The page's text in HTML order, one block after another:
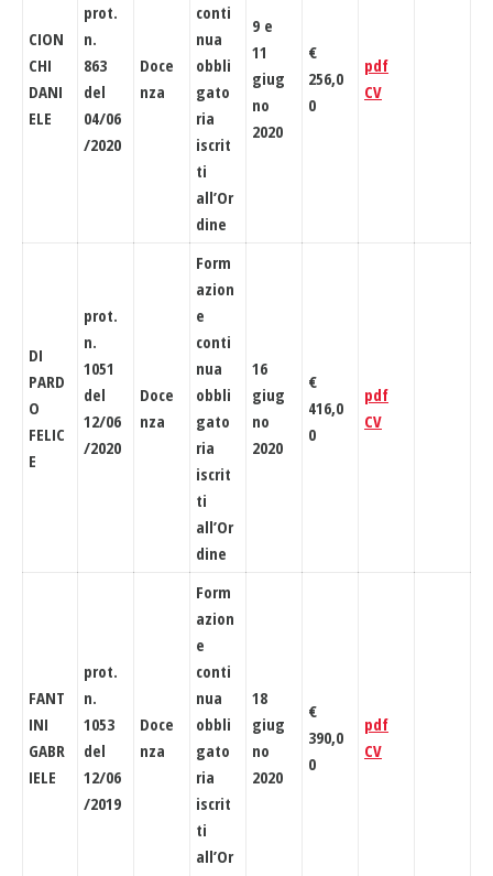
CION
CHI
DANI
ELE
prot.
n.
863
del
04/06
/2020
Doce
nza
conti
nua
obbli
gato
ria
iscrit
ti
all’Or
dine
9 e
11
giug
no
2020
€
256,0
0
pdf
CV
DI
PARD
O
FELIC
E
prot.
n.
1051
del
12/06
/2020
Doce
nza
Form
azion
e
conti
nua
obbli
gato
ria
iscrit
ti
all’Or
dine
16
giug
no
2020
€
416,0
0
pdf
CV
FANT
INI
GABR
IELE
prot.
n.
1053
del
12/06
/2019
Doce
nza
Form
azion
e
conti
nua
obbli
gato
ria
iscrit
ti
all’Or
18
giug
no
2020
€
390,0
0
pdf
CV